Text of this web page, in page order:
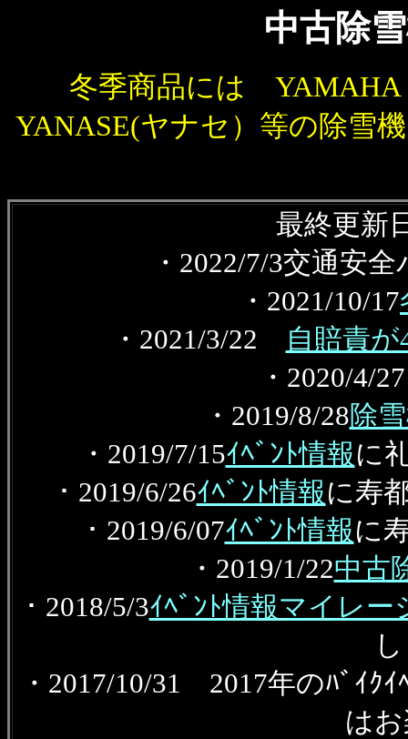
中古除
冬季商品には YAMAHA
YANASE(ヤナセ）等の除雪
最終更新
・2022/7/3交通安
・2021/10/17
・2021/3/22
自賠責
・2020/4/
・2019/8/28除
・2019/7/15ｲﾍﾞﾝﾄ情報に
・2019/6/26ｲﾍﾞﾝﾄ情報に寿
・2019/6/07ｲﾍﾞﾝﾄ情報に
・2019/1/22中古
・2018/5/3ｲﾍﾞﾝﾄ情報マイレ
・2017/10/31 2017年のﾊﾞｲｸ
は